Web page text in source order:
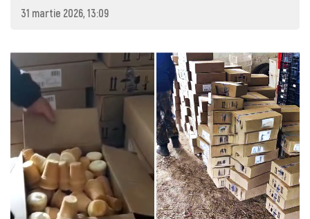
31 martie 2026, 13:09